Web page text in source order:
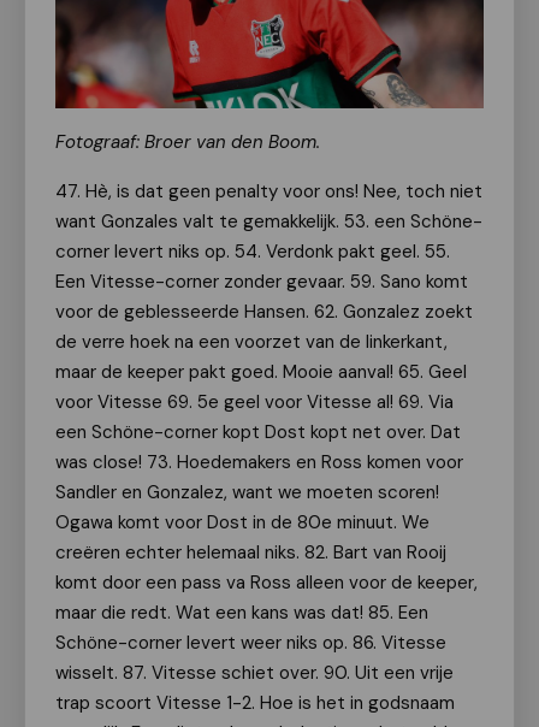
Fotograaf: Broer van den Boom.
47. Hè, is dat geen penalty voor ons! Nee, toch niet
want Gonzales valt te gemakkelijk. 53. een Schöne-
corner levert niks op. 54. Verdonk pakt geel. 55.
Een Vitesse-corner zonder gevaar. 59. Sano komt
voor de geblesseerde Hansen. 62. Gonzalez zoekt
de verre hoek na een voorzet van de linkerkant,
maar de keeper pakt goed. Mooie aanval! 65. Geel
voor Vitesse 69. 5e geel voor Vitesse al! 69. Via
een Schöne-corner kopt Dost kopt net over. Dat
was close! 73. Hoedemakers en Ross komen voor
Sandler en Gonzalez, want we moeten scoren!
Ogawa komt voor Dost in de 80e minuut. We
creëren echter helemaal niks. 82. Bart van Rooij
komt door een pass va Ross alleen voor de keeper,
maar die redt. Wat een kans was dat! 85. Een
Schöne-corner levert weer niks op. 86. Vitesse
wisselt. 87. Vitesse schiet over. 90. Uit een vrije
trap scoort Vitesse 1-2. Hoe is het in godsnaam